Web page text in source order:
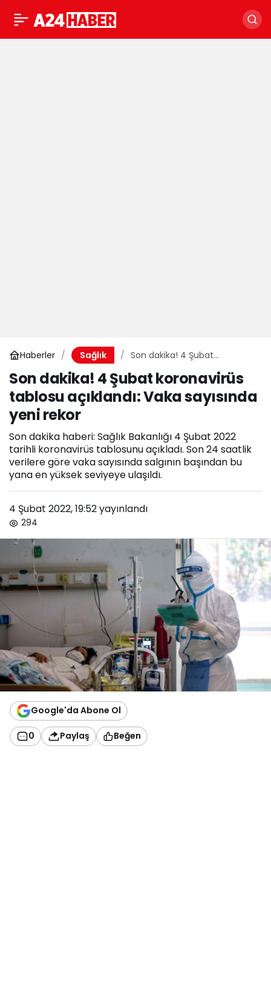
Haberler Sağlık
Son dakika! 4 Şubat
Vaka sayısında yeni rekor
Son dakika! 4 Şubat koronavirüs
tablosu açıklandı: Vaka sayısında
yeni rekor
Son dakika haberi: Sağlık Bakanlığı 4 Şubat 2022
tarihli koronavirüs tablosunu açıkladı. Son 24 saatlik
verilere göre vaka sayısında salgının başından bu
yana en yüksek seviyeye ulaşıldı.
4 Şubat 2022, 19:52yayınlandı
294
Google'da Abone Ol
0 Paylaş Beğen